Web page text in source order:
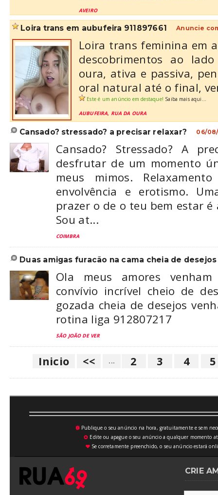
AVEIRO
loira trans em aubufeira 911897661 Anuncie
Loira trans feminina em
descobrimentos ao
oura, ativa e passiva,
oral natural até o final,
Este é um anúncio em destaque! Saiba mais aqui...
AUBUFEIRA, RUA DA OURA
cansado? stressado? a precisar relaxar? 06/
Cansado? Stressado? A
desfrutar de um momento
meus mimos.
envolvência e erotismo.
prazer o de o teu bem estar
Sou at...
COIMBRA
duas amigas furacão na cama cheia de desejos
Ola meus amores
convívio incrível cheio de
gozada cheia de desejos
rotina liga 912807217
SÃO JOÃO DE VER
Inicio << ... 2 3 4
💥Publique o seu anúncio na hora, gratuitamente e sem
⚙ Edite ou apague o seu anúncio a qualquer momento
♥Se corretamente preenchido, o seu anúncio estará
CRIE